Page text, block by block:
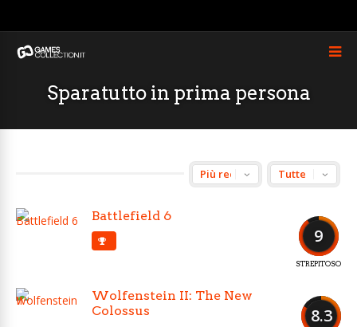
Sparatutto in prima persona
9
STREPITOSO
Battlefield 6
8.3
Wolfenstein II: The New
Colossus